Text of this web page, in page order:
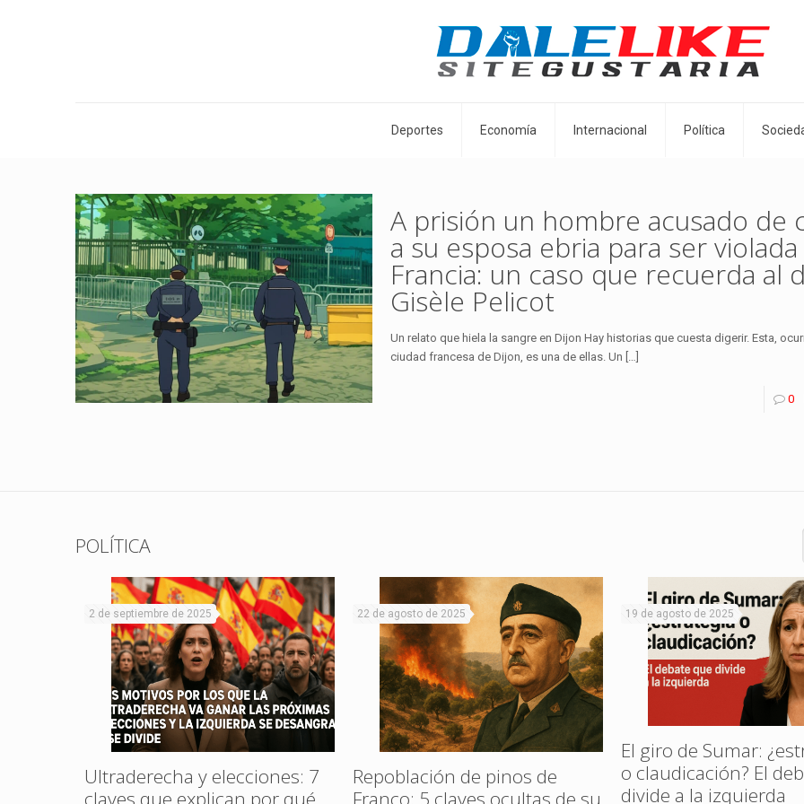
Deportes Economía Internacional Política
A prisión un hombre acusado de
a su esposa ebria para ser
Francia: un caso que recuerda al
Gisèle Pelicot
Un relato que hiela la sangre en Dijon Hay historias que cuesta digerir. Esta,
ciudad francesa de Dijon, es una de ellas. Un […]
0
POLÍTICA
2 de septiembre de 2025
Ultraderecha y elecciones: 7
claves que explican por qué
22 de agosto de 2025
Repoblación de pinos de
Franco: 5 claves ocultas de su
19 de agosto de 2025
El giro de Sumar:
o claudicación? El
divide a la izquierda